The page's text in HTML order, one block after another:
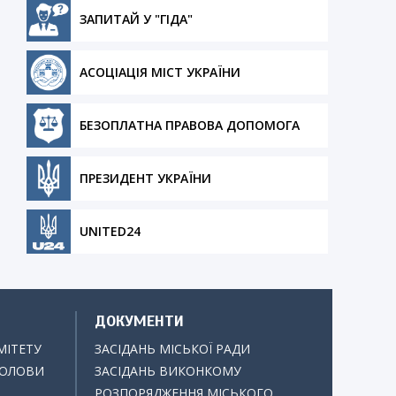
ЗАПИТАЙ У "ГІДА"
АСОЦІАЦІЯ МІСТ УКРАЇНИ
БЕЗОПЛАТНА ПРАВОВА ДОПОМОГА
ПРЕЗИДЕНТ УКРАЇНИ
UNITED24
ДОКУМЕНТИ
ЗАСІДАНЬ МІСЬКОЇ РАДИ
ЗАСІДАНЬ ВИКОНКОМУ